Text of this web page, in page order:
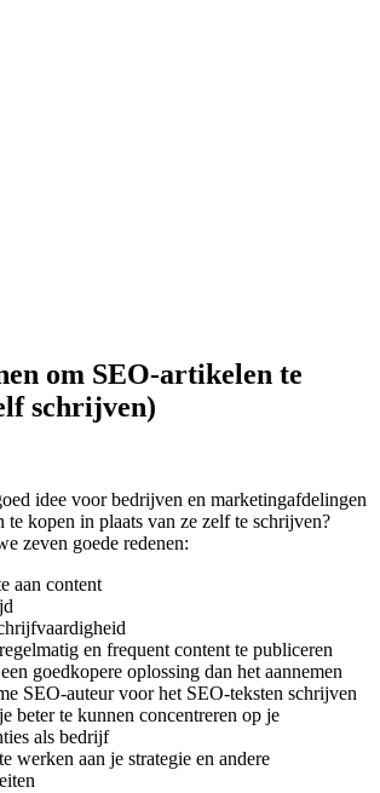
om SEO-artikelen te
schrijven)
idee voor bedrijven en marketingafdelingen
kopen in plaats van ze zelf te schrijven?
zeven goede redenen:
aan content
en frequent content te publiceren
goedkopere oplossing dan het aannemen
SEO-auteur voor het SEO-teksten schrijven
beter te kunnen concentreren op je
als bedrijf
werken aan je strategie en andere